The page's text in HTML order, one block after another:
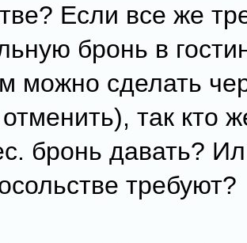
Если все же
бронь в
можно сделать
так кто
бронь давать?
требуют?